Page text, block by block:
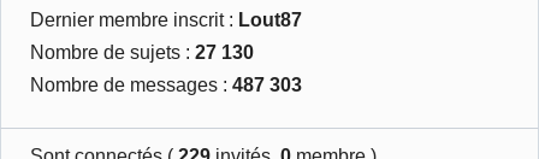
Dernier membre inscrit : Lout87
Nombre de sujets :27 130
Nombre de messages :487 303